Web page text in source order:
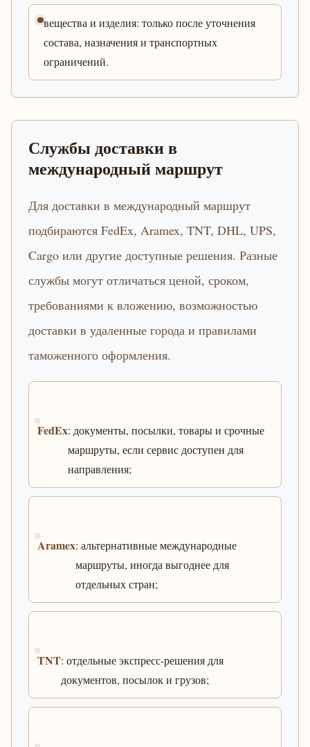
вещества и изделия: только после уточнения
состава, назначения и транспортных
ограничений.
Службы доставки в
международный маршрут
Для доставки в международный маршрут
подбираются FedEx, Aramex, TNT, DHL, UPS,
Cargo или другие доступные решения. Разные
службы могут отличаться ценой, сроком,
требованиями к вложению, возможностью
доставки в удаленные города и правилами
таможенного оформления.
FedEx: документы, посылки, товары и срочные
маршруты, если сервис доступен для
направления;
Aramex: альтернативные международные
маршруты, иногда выгоднее для
отдельных стран;
TNT: отдельные экспресс-решения для
документов, посылок и грузов;